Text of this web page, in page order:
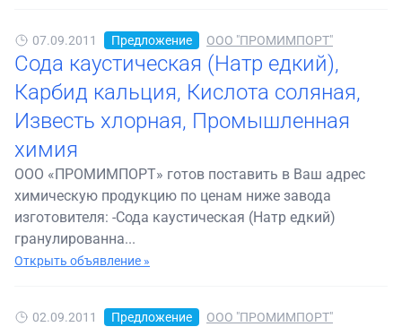
07.09.2011 Предложение ООО "ПРОМИМПОРТ"
Сода каустическая (Натр едкий),
Карбид кальция, Кислота соляная,
Известь хлорная, Промышленная
химия
ООО «ПРОМИМПОРТ» готов поставить в Ваш адрес
химическую продукцию по ценам ниже завода
изготовителя: -Сода каустическая (Натр едкий)
гранулированна...
Открыть объявление »
02.09.2011 Предложение ООО "ПРОМИМПОРТ"